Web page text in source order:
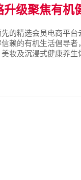
级聚焦有机
的精选会员电商平
赖的有机生活倡导者
妆及沉浸式健康养